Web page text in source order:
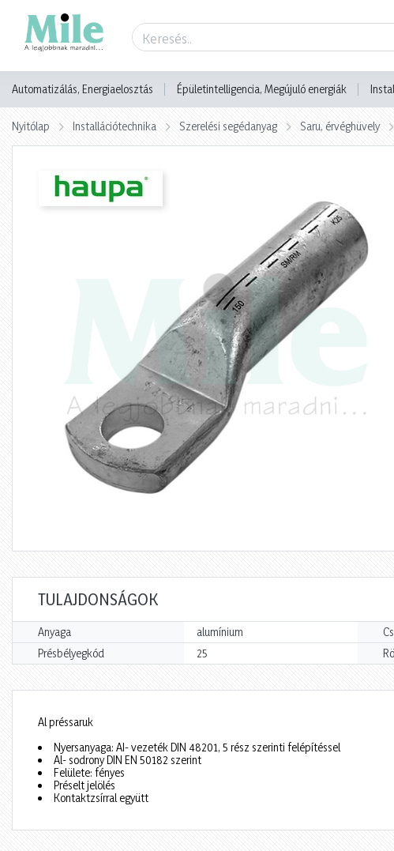
Automatizálás, Energiaelosztás Épületintelligencia, Megújuló energiák
Nyitólap Installációtechnika Szerelési segédanyag Saru, érvéghüvely
TULAJDONSÁGOK
Anyaga alumínium
Présbélyegkód
25
Al préssaruk
Nyersanyaga: AI- vezeték DIN 48201, 5 rész szerinti felépítéssel
Al- sodrony DIN EN 50182 szerint
Felülete: fényes
Préselt jelölés
Kontaktzsírral együtt
Termék adatlap